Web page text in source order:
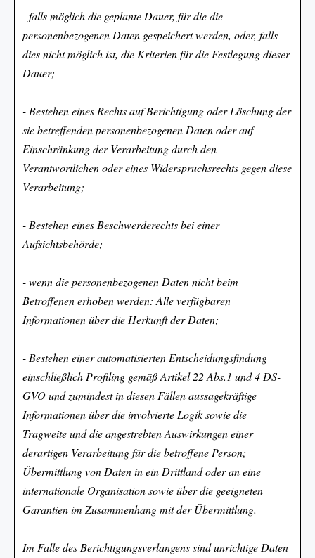
- falls möglich die geplante Dauer, für die die
personenbezogenen Daten gespeichert werden, oder, falls
dies nicht möglich ist, die Kriterien für die Festlegung dieser
Dauer;
- Bestehen eines Rechts auf Berichtigung oder Löschung der
sie betreffenden personenbezogenen Daten oder auf
Einschränkung der Verarbeitung durch den
Verantwortlichen oder eines Widerspruchsrechts gegen diese
Verarbeitung;
- Bestehen eines Beschwerderechts bei einer
Aufsichtsbehörde;
- wenn die personenbezogenen Daten nicht beim
Betroffenen erhoben werden: Alle verfügbaren
Informationen über die Herkunft der Daten;
- Bestehen einer automatisierten Entscheidungsfindung
einschließlich Profiling gemäß Artikel 22 Abs.1 und 4 DS-
GVO und zumindest in diesen Fällen aussagekräftige
Informationen über die involvierte Logik sowie die
Tragweite und die angestrebten Auswirkungen einer
derartigen Verarbeitung für die betroffene Person;
Übermittlung von Daten in ein Drittland oder an eine
internationale Organisation sowie über die geeigneten
Garantien im Zusammenhang mit der Übermittlung.
Im Falle des Berichtigungsverlangens sind unrichtige Daten